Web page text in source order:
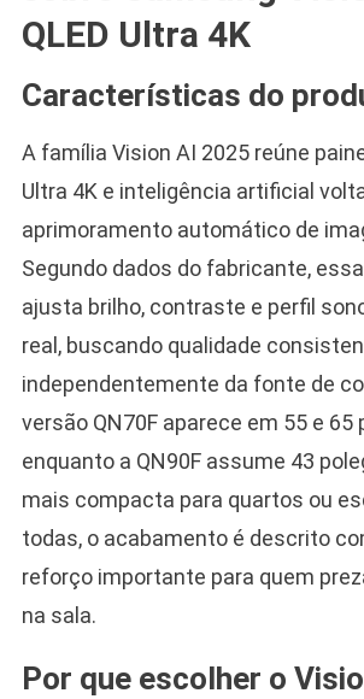
QLED Ultra 4K
Características do
A família Vision AI 2025 reúne
Ultra 4K e inteligência artificial
aprimoramento automático de
Segundo dados do fabricante,
ajusta brilho, contraste e perfil
real, buscando qualidade
independentemente da fonte de
versão QN70F aparece em 55 e 65
enquanto a QN90F assume 43
mais compacta para quartos ou
todas, o acabamento é descrito
reforço importante para quem
na sala.
Por que escolher o